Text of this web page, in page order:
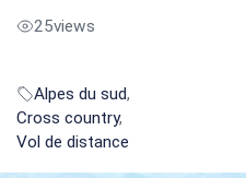
25views
Alpes du sud,
Cross country,
Vol de distance